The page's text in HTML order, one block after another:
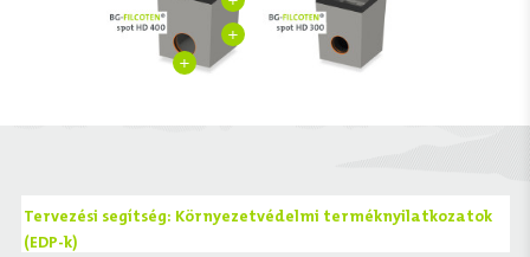
+
+
Tervezési segítség: Környezetvédelmi terméknyilatkozatok
(EDP-k)